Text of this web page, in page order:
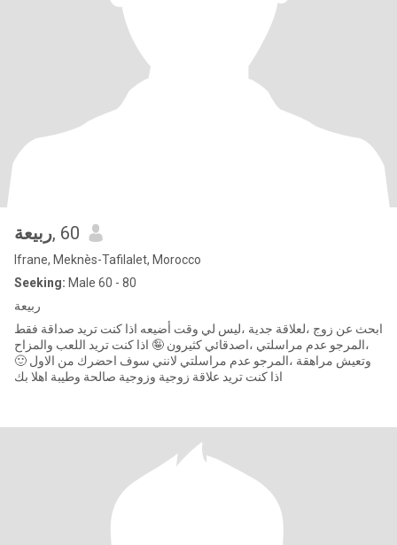
ربيعة, 60
Ifrane, Meknès-Tafilalet, Morocco
Seeking: Male 60 - 80
ربيعة
ابحث عن زوج ،لعلاقة جدية ،ليس لي وقت أضيعه اذا كنت تريد صداقة فقط
،المرجو عدم مراسلتي ،اصدقائي كثيرون 🤪 اذا كنت تريد اللعب والمزاح
وتعيش مراهقة ،المرجو عدم مراسلتي لانني سوف احضرك من الاول 🙂
اذا كنت تريد علاقة زوجية وزوجية صالحة وطيبة اهلا بك